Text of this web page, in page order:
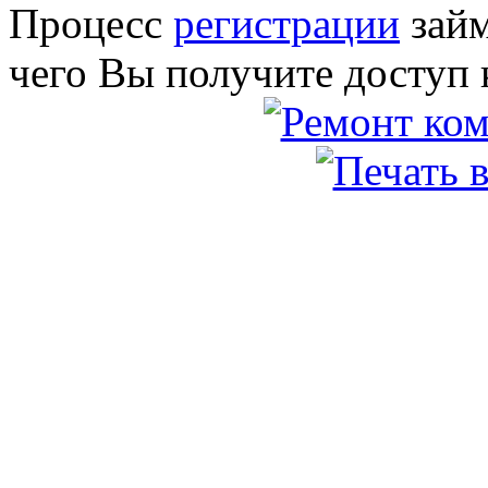
Процесс регистрации
чего Вы получите доступ